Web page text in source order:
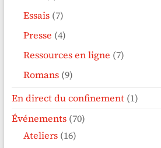
Essais(7)
Presse (4)
Ressources en ligne (7)
Romans(9)
En direct du confinement(1)
Événements(70)
Ateliers(16)